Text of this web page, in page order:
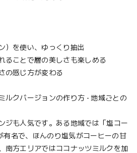
）を使い、ゆっくり抽出
ることで層の美しさも楽しめる
の感じ方が変わる
ルクバージョンの作り方 - 地域ごとの
ジも人気です。ある地域では「塩コー
有名で、ほんのり塩気がコーヒーの甘
南方エリアではココナッツミルクを加